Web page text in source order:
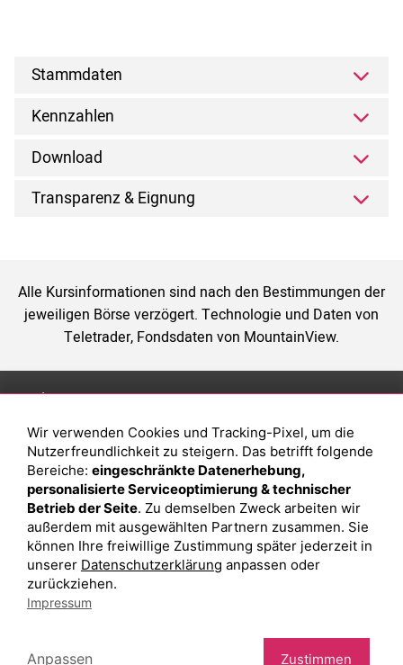
Stammdaten
Kennzahlen
Download
Transparenz & Eignung
Alle Kursinformationen sind nach den Bestimmungen der
jeweiligen Börse verzögert. Technologie und Daten von
Teletrader, Fondsdaten von MountainView.
Anlage
Depot eröffnen
Depot vergleichen
Junior Depot
Top-Seller-Fonds
Top-Fonds
Fonds-Suche
Magazin
Was sind sind ETFs?
Sparplan Vorteile
Was ist ein Fonds?
Wir verwenden Cookies und Tracking-Pixel, um die
Nutzerfreundlichkeit zu steigern. Das betrifft folgende
Bereiche: eingeschränkte Datenerhebung,
personalisierte Serviceoptimierung & technischer
Betrieb der Seite. Zu demselben Zweck arbeiten wir
außerdem mit ausgewählten Partnern zusammen. Sie
können Ihre freiwillige Zustimmung später jederzeit in
unserer Datenschutzerklärung anpassen oder
zurückziehen.
Impressum
Anpassen Zustimmen